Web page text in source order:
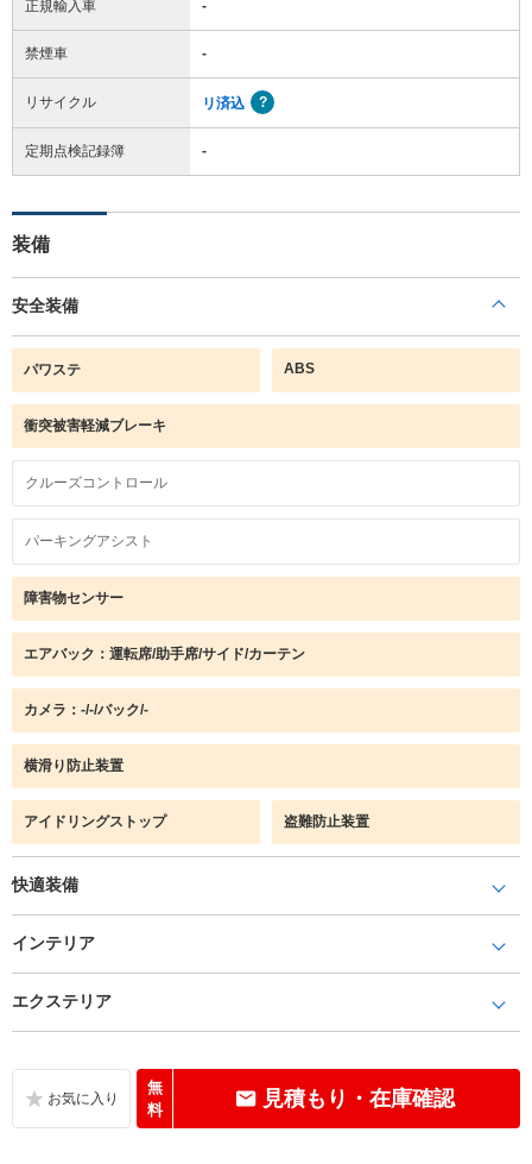
正規輸入車 -
禁煙車 -
リサイクル リ済込
定期点検記録簿 -
装備
安全装備
パワステ ABS
衝突被害軽減ブレーキ
クルーズコントロール
パーキングアシスト
障害物センサー
エアバック：運転席/助手席/サイド/カーテン
カメラ：-/-/バック/-
横滑り防止装置
アイドリングストップ 盗難防止装置
快適装備
インテリア
エクステリア
無
料
見積もり・在庫確認